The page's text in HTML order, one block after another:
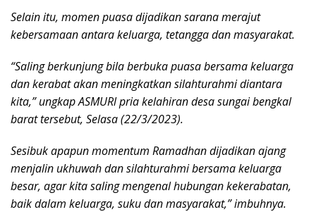
Selain itu, momen puasa dijadikan sarana merajut
kebersamaan antara keluarga, tetangga dan masyarakat.
“Saling berkunjung bila berbuka puasa bersama keluarga
dan kerabat akan meningkatkan silahturahmi diantara
kita,” ungkap ASMURl pria kelahiran desa sungai bengkal
barat tersebut, Selasa (22/3/2023).
Sesibuk apapun momentum Ramadhan dijadikan ajang
menjalin ukhuwah dan silahturahmi bersama keluarga
besar, agar kita saling mengenal hubungan kekerabatan,
baik dalam keluarga, suku dan masyarakat,” imbuhnya.